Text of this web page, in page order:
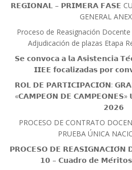
𝗥𝗘𝗚𝗜𝗢𝗡𝗔𝗟 – 𝗣𝗥𝗜𝗠𝗘𝗥𝗔 𝗙𝗔𝗦𝗘
GENERAL
Proceso de Reasignación
Adjudicación de plazas Etapa
𝗦𝗲 𝗰𝗼𝗻𝘃𝗼𝗰𝗮 𝗮 𝗹𝗮 𝗔𝘀𝗶𝘀𝘁𝗲𝗻𝗰𝗶𝗮
𝗜𝗜𝗘𝗘 𝗳𝗼𝗰𝗮𝗹𝗶𝘇𝗮𝗱𝗮𝘀 𝗽𝗼𝗿
𝗥𝗢𝗟 𝗗𝗘 𝗣𝗔𝗥𝗧𝗜𝗖𝗜𝗣𝗔𝗖𝗜𝗢́𝗡:
«𝗖𝗔𝗠𝗣𝗘𝗢́𝗡 𝗗𝗘 𝗖𝗔𝗠𝗣𝗘𝗢𝗡𝗘𝗦»
𝟮𝟬𝟮𝟲
PROCESO DE CONTRATO
PRUEBA ÚNICA
𝗣𝗥𝗢𝗖𝗘𝗦𝗢 𝗗𝗘 𝗥𝗘𝗔𝗦𝗜𝗚𝗡𝗔𝗖𝗜𝗢́𝗡
𝟭𝟬 – 𝗖𝘂𝗮𝗱𝗿𝗼 𝗱𝗲